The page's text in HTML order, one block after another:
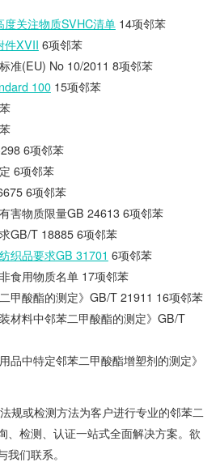
度关注物质SVHC清单14项邻苯
件XVII 6项邻苯
(EU) No 10/2011 8项邻苯
10015项邻苯
6项邻苯
6项邻苯
6项邻苯
物质限量GB 24613 6项邻苯
T 18885 6项邻苯
织品要求GB 31701 6项邻苯
用物质名单 17项邻苯
酸酯的测定》GB/T 21911 16项邻苯
料中邻苯二甲酸酯的测定》GB/T
中特定邻苯二甲酸酯增塑剂的测定》
规或检测方法为客户进行专业的邻苯二
、检测、认证一站式全面解决方案。欲
们联系。